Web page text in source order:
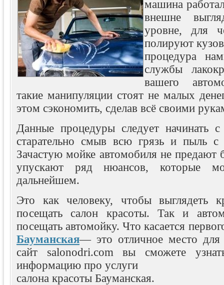
машина
внешне
уровне, для
полируют
процедура
службы
вашего
такие манипуляции стоят не малых
этом сэкономить, сделав всё своими
Данные процедуры следует начинать
старательно смыв всю грязь и пыль с
Зачастую мойке автомобиля не предают
упускают ряд нюансов, которые
дальнейшем.
Это как человеку, чтобы выглядеть
посещать салон красоты. Так и
посещать автомойку. Что касается
Бауманская— это отличное место
сайт salonodri.com вы сможете
информацию про услуги
салона красоты Бауманская.